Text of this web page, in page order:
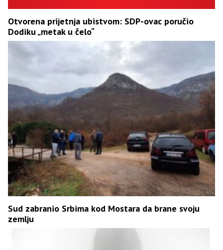
Otvorena prijetnja ubistvom: SDP-ovac poručio
Dodiku „metak u čelo“
Sud zabranio Srbima kod Mostara da brane svoju
zemlju